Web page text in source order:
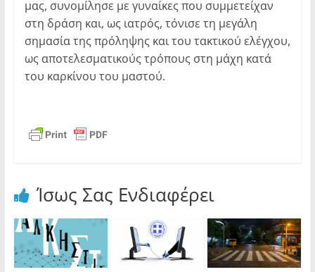
μας, συνομίλησε με γυναίκες που συμμετείχαν
στη δράση και, ως ιατρός, τόνισε τη μεγάλη
σημασία της πρόληψης και του τακτικού ελέγχου,
ως αποτελεσματικούς τρόπους στη μάχη κατά
του καρκίνου του μαστού.
Ίσως Σας Ενδιαφέρει